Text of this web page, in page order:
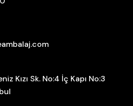
Kızı Sk. No:4 İç Kapı No:3